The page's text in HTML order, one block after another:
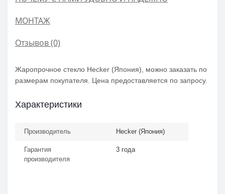
МОНТАЖ
Отзывов (0)
Жаропрочное стекло Hecker (Япония), можно заказать по
размерам покупателя. Цена предоставляется по запросу.
Характеристики
Производитель Hecker (Япония)
Гарантия
производителя
3 года